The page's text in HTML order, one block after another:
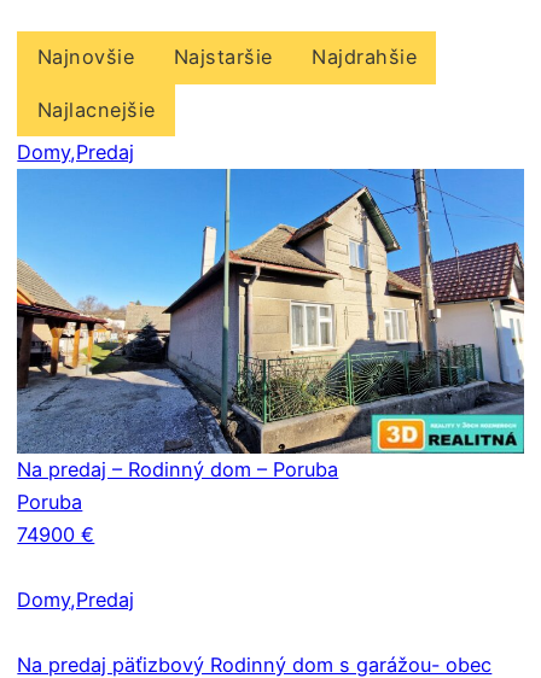
Najnovšie Najstaršie Najdrahšie
Najlacnejšie
Domy,Predaj
Na predaj – Rodinný dom – Poruba
Poruba
74900 €
Domy,Predaj
Na predaj päťizbový Rodinný dom s garážou- obec